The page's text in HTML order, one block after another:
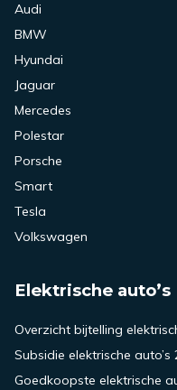
Audi
BMW
Hyundai
Jaguar
Mercedes
Polestar
Porsche
Smart
Tesla
Volkswagen
Elektrische auto’s
Overzicht bijtelling
Subsidie elektrische auto’s
Goedkoopste elektrische